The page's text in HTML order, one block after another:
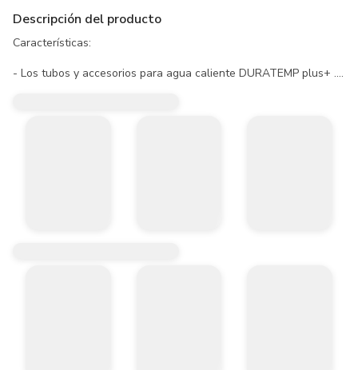
Descripción del producto
Características:
- Los tubos y accesorios para agua caliente DURATEMP plus+ .